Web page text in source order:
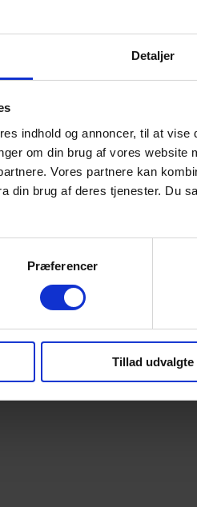
Detaljer
indhold og annoncer, til at
om din brug af vores website
Vores partnere kan
din brug af deres tjenester. Du
Præferencer
Tillad udvalgte